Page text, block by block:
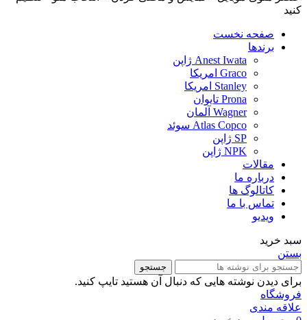
کنید
صفحه نخست
برندها
Anest Iwata ژاپن
Graco امریکا
Stanley امریکا
Prona تایوان
Wagner آلمان
Atlas Copco سوئد
SP ژاپن
NPK ژاپن
مقالات
درباره ما
کاتالوگ ها
تماس با ما
ویدیو
سبد خرید
بستن
جستجو
برای دیدن نوشته هایی که دنبال آن هستید تایپ کنید.
فروشگاه
علاقه مندی